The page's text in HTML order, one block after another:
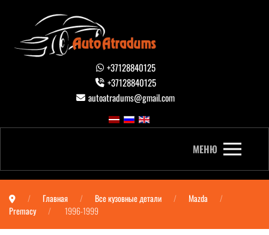
+37128840125
+37128840125
autoatradums@gmail.com
МЕНЮ
Главная Все кузовные детали
Mazda
Premacy
1996-1999